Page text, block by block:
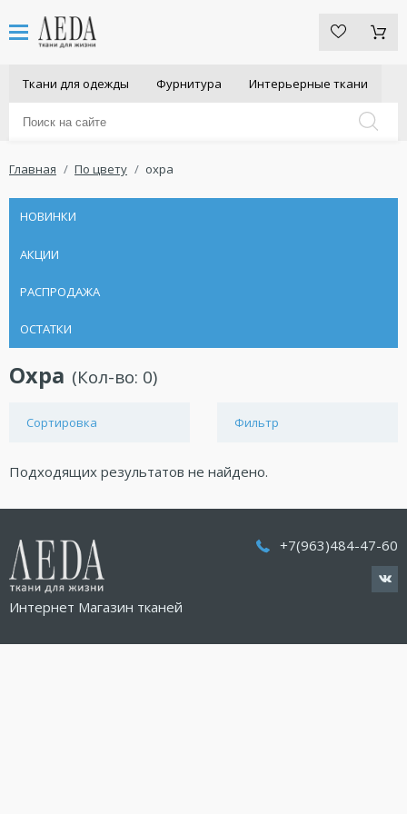
Ткани для одежды Фурнитура Интерьерные ткани
Главная По цвету охра
НОВИНКИ
АКЦИИ
РАСПРОДАЖА
ОСТАТКИ
Охра (Кол-во: 0)
Сортировка Фильтр
Подходящих результатов не найдено.
+7(963)484-47-60
Интернет Магазин тканей